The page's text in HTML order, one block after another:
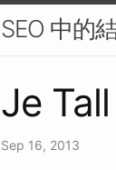
SEO 中的
Je
Sep 16, 2013